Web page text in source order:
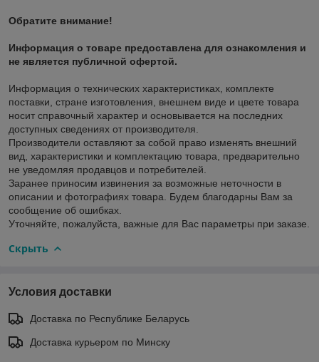
Обратите внимание!
Информация о товаре предоставлена для ознакомления и
не является публичной офертой.
Информация о технических характеристиках, комплекте
поставки, стране изготовления, внешнем виде и цвете товара
носит справочный характер и основывается на последних
доступных сведениях от производителя.
Производители оставляют за собой право изменять внешний
вид, характеристики и комплектацию товара, предварительно
не уведомляя продавцов и потребителей.
Заранее приносим извинения за возможные неточности в
описании и фотографиях товара. Будем благодарны Вам за
сообщение об ошибках.
Уточняйте, пожалуйста, важные для Вас параметры при заказе.
Скрыть
Условия доставки
Доставка по Республике Беларусь
Доставка курьером по Минску